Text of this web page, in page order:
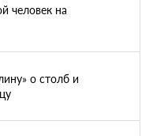
человек на
о столб и